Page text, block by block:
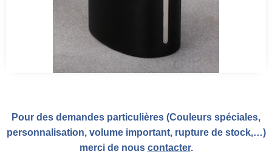
Pour des demandes particulières (Couleurs spéciales,
personnalisation, volume important, rupture de stock,…)
merci de nous contacter.